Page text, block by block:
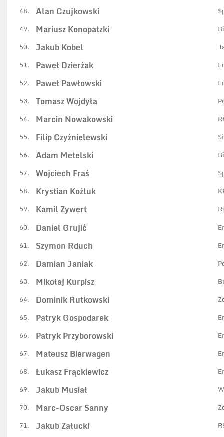
48.
Alan Czujkowski
49.
Mariusz Konopatzki
50.
Jakub Kobel
51.
Paweł Dzierżak
52.
Paweł Pawłowski
53.
Tomasz Wojdyła
54.
Marcin Nowakowski
55.
Filip Czyżnielewski
56.
Adam Metelski
57.
Wojciech Fraś
58.
Krystian Koźluk
59.
Kamil Zywert
60.
Daniel Grujić
61.
Szymon Rduch
62.
Damian Janiak
63.
Mikołaj Kurpisz
64.
Dominik Rutkowski
65.
Patryk Gospodarek
66.
Patryk Przyborowski
67.
Mateusz Bierwagen
68.
Łukasz Frąckiewicz
69.
Jakub Musiał
70.
Marc-Oscar Sanny
71.
Jakub Załucki